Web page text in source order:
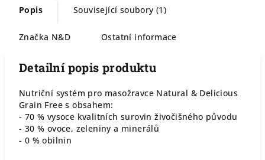
Popis Související soubory (1)
Značka N&D Ostatní informace
Detailní popis produktu
Nutriční systém pro masožravce Natural & Delicious
Grain Free s obsahem:
- 70 % vysoce kvalitních surovin živočišného původu
- 30 % ovoce, zeleniny a minerálů
- 0 % obilnin